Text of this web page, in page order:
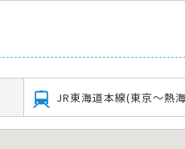
JR東海道本線(東京～熱